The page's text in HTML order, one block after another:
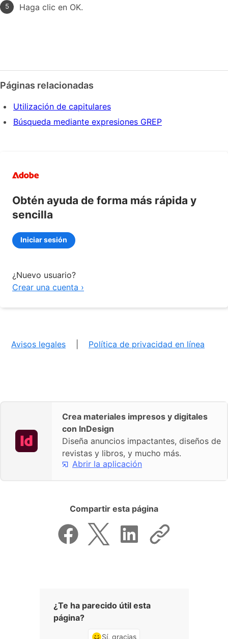
Haga clic en OK.
Páginas relacionadas
Utilización de capitulares
Búsqueda mediante expresiones GREP
Obtén ayuda de forma más rápida y
sencilla
Iniciar sesión
¿Nuevo usuario?
Crear una cuenta ›
Avisos legales Política de privacidad en línea
Crea materiales impresos y digitales
con InDesign
Diseña anuncios impactantes, diseños de
revistas y libros, y mucho más.
Abrir la aplicación
Compartir esta página
¿Te ha parecido útil esta
página?
Sí, gracias